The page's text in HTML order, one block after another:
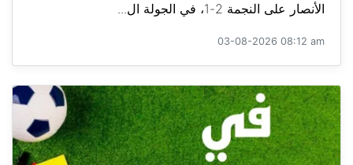
الأنصار على النجمة 2-1، في الجولة ال...
03-08-2026 08:12 am